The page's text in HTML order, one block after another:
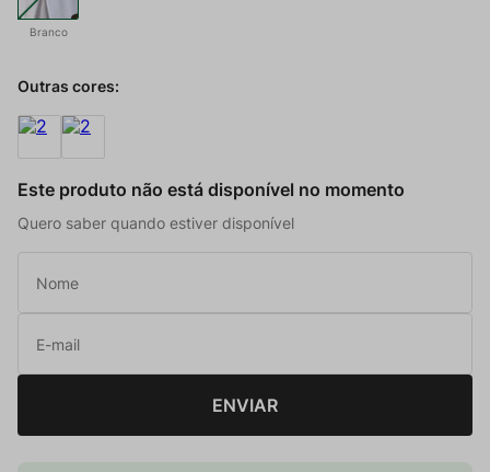
Branco
Outras cores:
Este produto não está disponível no momento
Quero saber quando estiver disponível
ENVIAR